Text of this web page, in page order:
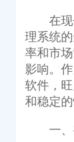
在现
理系统
率和市
影响。
软件，
和稳定
企业使
一、